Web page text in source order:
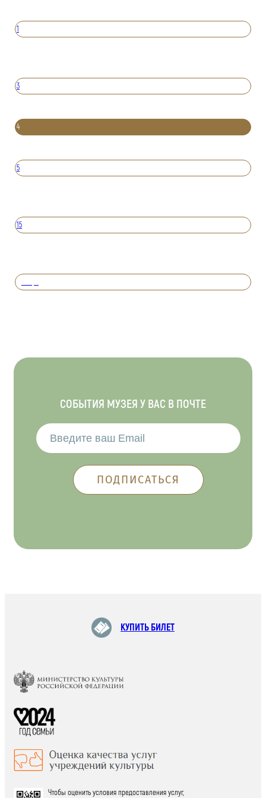
1
3
4
5
15
СОБЫТИЯ МУЗЕЯ У ВАС В ПОЧТЕ
КУПИТЬ БИЛЕТ
Чтобы оценить условия предоставления услуг,